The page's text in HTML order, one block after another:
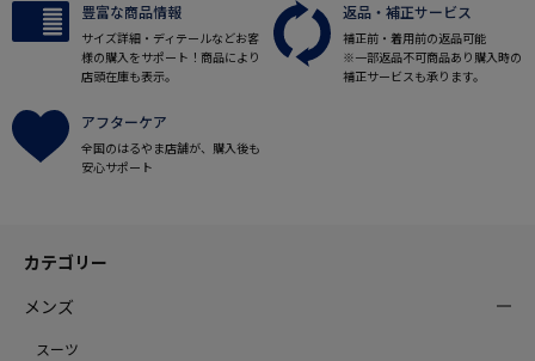
豊富な商品情報
サイズ詳細・ディテールなどお客
様の購入をサポート！商品により
店頭在庫も表示。
返品・補正サービス
補正前・着用前の返品可能
※一部返品不可商品あり購入時の
補正サービスも承ります。
アフターケア
全国のはるやま店舗が、購入後も
安心サポート
カテゴリー
メンズ
スーツ